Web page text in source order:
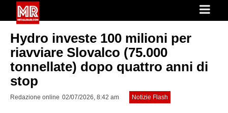
Hydro investe 100 milioni per
riavviare Slovalco (75.000
tonnellate) dopo quattro anni di
stop
Redazione online 02/07/2026, 8:42 am Notizie Flash